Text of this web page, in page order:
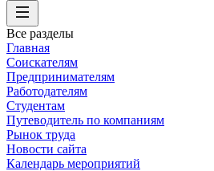
Все разделы
Главная
Соискателям
Предпринимателям
Работодателям
Студентам
Путеводитель по компаниям
Рынок труда
Новости сайта
Календарь мероприятий